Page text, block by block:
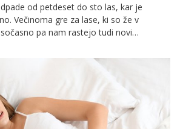
od petdeset do sto las, kar je
Večinoma gre za lase, ki so že v
pa nam rastejo tudi novi
o težavah. O izpadanju las, kaj so
lahko izboljšamo svoje stanje,
tudi s trihologinjo Klaudijo Piskar.